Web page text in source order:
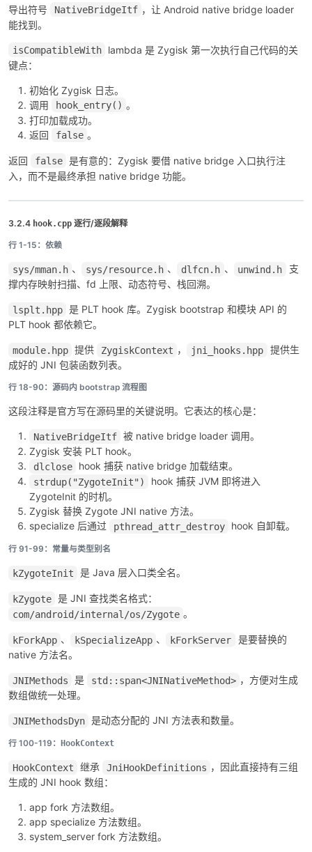
导出符号 NativeBridgeItf ，让 Android native bridge loader
能找到。
isCompatibleWith
lambda 是 Zygisk 第一次执行自己代码的关
键点：
初始化 Zygisk 日志。
调用
hook_entry() 。
打印加载成功。
返回
false 。
返回 false 是有意的：Zygisk 要借 native bridge 入口执行注
入，而不是最终承担 native bridge 功能。
3.2.4 hook.cpp 逐行/逐段解释
行 1-15：依赖
sys/mman.h 、 sys/resource.h 、 dlfcn.h 、 unwind.h
支
撑内存映射扫描、fd 上限、动态符号、栈回溯。
lsplt.hpp 是 PLT hook 库。Zygisk bootstrap 和模块 API 的
PLT hook 都依赖它。
module.hpp 提供 ZygiskContext ， jni_hooks.hpp
提供生
成好的 JNI 包装函数列表。
行 18-90：源码内 bootstrap 流程图
这段注释是官方写在源码里的关键说明。它表达的核心是：
NativeBridgeItf 被 native bridge loader 调用。
Zygisk 安装 PLT hook。
dlclose hook 捕获 native bridge 加载结束。
strdup("ZygoteInit")
hook 捕获 JVM 即将进入
ZygoteInit 的时机。
Zygisk 替换 Zygote JNI native 方法。
specialize 后通过
pthread_attr_destroy hook 自卸载。
行 91-99：常量与类型别名
kZygoteInit 是 Java 层入口类全名。
kZygote 是 JNI 查找类名格式：
com/android/internal/os/Zygote 。
kForkApp 、 kSpecializeApp 、 kForkServer
是要替换的
native 方法名。
JNIMethods 是 std::span<JNINativeMethod> ，方便对生成
数组做统一处理。
JNIMethodsDyn 是动态分配的 JNI 方法表和数量。
行 100-119： HookContext
HookContext 继承 JniHookDefinitions ，因此直接持有三组
生成的 JNI hook 数组：
app fork 方法数组。
app specialize 方法数组。
system_server fork 方法数组。